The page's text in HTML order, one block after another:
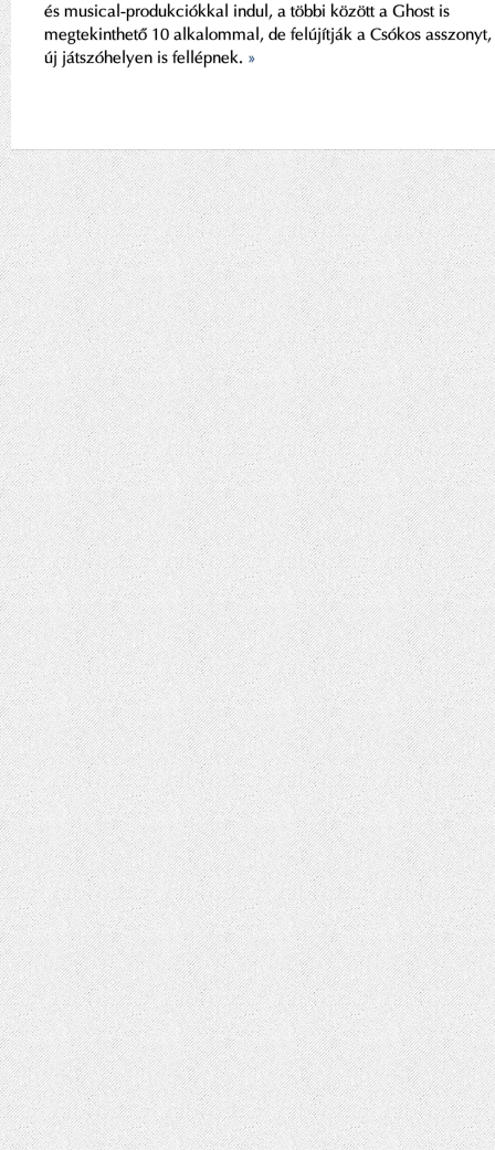
és musical-produkciókkal indul, a többi között a Ghost is
megtekinthető 10 alkalommal, de felújítják a Csókos asszonyt,
új játszóhelyen is fellépnek. »